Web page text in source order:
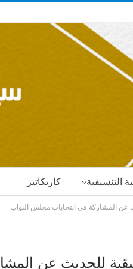
كاريكاتير التنسيقية
عن المشاركة فى انتخابات مجلس النواب
للحديث عن